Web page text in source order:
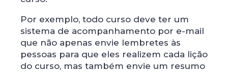
Por exemplo, todo curso deve ter um
sistema de acompanhamento por e-mail
que não apenas envie lembretes às
pessoas para que eles realizem cada lição
do curso, mas também envie um resumo